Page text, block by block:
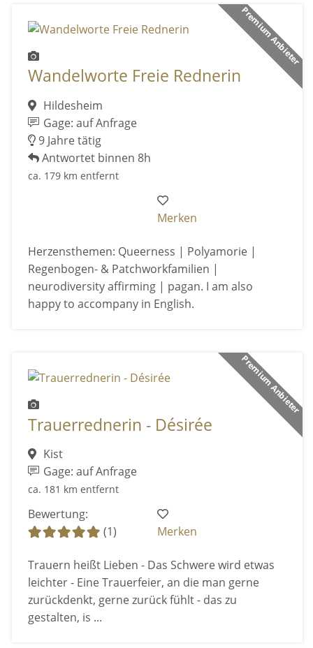
Premium Anbieter
Wandelworte Freie Rednerin
Hildesheim
Gage: auf Anfrage
9 Jahre tätig
Antwortet binnen 8h
ca. 179 km entfernt
Merken
Herzensthemen: Queerness | Polyamorie |
Regenbogen- & Patchworkfamilien |
neurodiversity affirming | pagan. I am also
happy to accompany in English.
Premium Anbieter
Trauerrednerin - Désirée
Kist
Gage: auf Anfrage
ca. 181 km entfernt
Bewertung:
(1)
Merken
Trauern heißt Lieben - Das Schwere wird etwas
leichter - Eine Trauerfeier, an die man gerne
zurückdenkt, gerne zurück fühlt - das zu
gestalten, is ...